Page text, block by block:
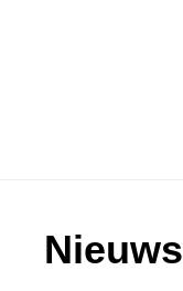
Footer
Nieuws